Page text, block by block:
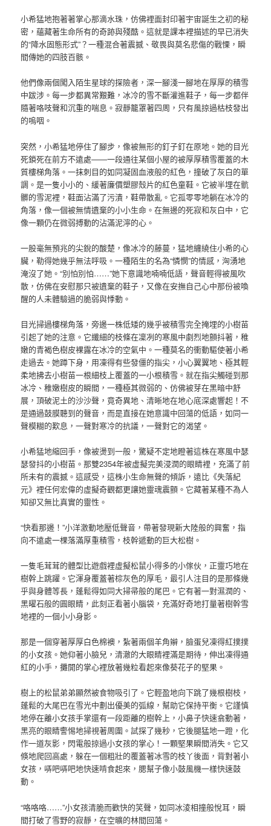
小希猛地抱著著掌心那滴水珠，仿佛裡面封印著宇宙誕生之初的秘
密，蘊藏著生命所有的奇跡與殘酷。這就是課本裡描述的早已消失
的“降水固態形式”？一種混合著震撼、敬畏與莫名悲傷的戰慄，瞬
間傳她的四肢百骸。
他們像兩個闖入陌生星球的探險者，深一腳淺一腳地在厚厚的積雪
中跋涉。每一步都異常艱難，冰冷的雪不斷灌進鞋子，每一步都伴
隨著咯吱聲和沉重的喘息。寂靜籠罩著四周，只有風掠過枯枝發出
的嗚咽。
突然，小希猛地停住了腳步，像被無形的釘子釘在原地。她的目光
死鎖死在前方不遠處——一段通往某個小屋的被厚厚積雪覆蓋的木
質樓梯角落。一抹刺目的如同凝固血液般的紅色，撞破了灰白的單
調。是一隻小小的、緩著廉價塑膠殼片的紅色童鞋。它被半埋在骯
髒的雪泥裡，鞋面沾滿了污漬，鞋帶散亂。它孤零零地躺在冰冷的
角落，像一個被無情遺棄的小小生命。在無邊的死寂和灰白中，它
像一顆仍在微弱搏動的沾滿泥濘的心。
一股毫無預兆的尖銳的酸楚，像冰冷的藤蔓，猛地纏繞住小希的心
臟，勒得她幾乎無法呼吸。一種陌生的名為“憐憫”的情感，洶湧地
淹沒了她。“別怕別怕……”她下意識地喃喃低語，聲音輕得被風吹
散，仿佛在安慰那只被遺棄的鞋子，又像在安撫自己心中那份被喚
醒的人未體驗過的脆弱與悸動。
目光掃過樓梯角落，旁邊一株低矮的幾乎被積雪完全掩埋的小樹苗
引起了她的注意。它纖細的枝條在凜冽的寒風中劇烈地顫抖著，稚
嫩的青褐色樹皮裸露在冰冷的空氣中。一種莫名的衝動驅使著小希
走過去。她蹲下身，用凍得有些發僵的指尖，小心翼翼地、極其輕
柔地拂去小樹苗一根細枝上覆蓋的一小根積雪。就在指尖觸碰到那
冰冷、稚嫩樹皮的瞬間，一種極其微弱的、仿佛被芽在黑暗中舒
展，頂破泥土的沙沙聲，竟奇異地、清晰地在地心底深處響起！不
是通過鼓膜聽到的聲音，而是直接在她意識中回蕩的低語，如同一
聲模糊的歎息，一聲對寒冷的抗議，一聲對它的渴望。
小希猛地縮回手，像被燙到一般，驚疑不定地瞪著這株在寒風中瑟
瑟發抖的小樹苗。那雙2354年被虛擬完美浸潤的眼睛裡，充滿了前
所未有的震撼。這感受，這株小生命無聲的傾訴，遠比《失落紀
元》裡任何宏偉的虛擬奇觀都更讓她靈魂震顫。它藏著某種不為人
知卻又無比真實的靈性。
“快看那邊！”小洋激動地壓低聲音，帶著發現新大陸般的興奮，指
向不遠處一棵落滿厚重積雪，枝幹遞動的巨大松樹。
一隻毛茸茸的體型比遊戲裡虛擬松鼠小得多的小傢伙，正靈巧地在
樹幹上跳躍。它渾身覆蓋著棕灰色的厚毛，最引人注目的是那條幾
乎與身體等長，蓬鬆得如同大掃帚般的尾巴。它有著一對濕潤的、
黑曜石般的圓眼睛，此刻正看著小腦袋，充滿好奇地打量著樹幹雪
地裡的一個小小身影。
那是一個穿著厚厚白色棉襖，紮著兩個羊角辮，臉蛋兒凍得紅撲撲
的小女孩。她仰著小臉兒，清澈的大眼睛裡滿是期待，伸出凍得通
紅的小手，攤開的掌心裡放著幾粒看起來像葵花子的堅果。
樹上的松鼠弟弟顯然被食物吸引了。它輕盈地向下跳了幾根樹枝，
蓬鬆的大尾巴在雪光中劃出優美的弧線，幫助它保持平衡。它謹慎
地停在離小女孩手掌還有一段距離的樹幹上，小鼻子快速翕動著，
黑亮的眼睛警惕地掃視著周圍。試探了幾秒，它後腿猛地一蹬，化
作一道灰影，閃電般掠過小女孩的掌心！一顆堅果瞬間消失。它又
倏地爬回高處，躲在一個粗壯的覆蓋著冰雪的枝丫後面，背對著小
女孩，哢吧哢吧地快速啃食起來，腮幫子像小鼓風機一樣快速鼓
動。
“咯咯咯……”小女孩清脆而歡快的笑聲，如同冰淩相撞般悅耳，瞬
間打破了雪野的寂靜，在空曠的林間回蕩。